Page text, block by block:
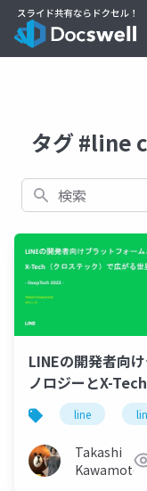
タグ #line
検索
LINEの開発者向
ノロジーとX-
ロステック）で広
世界
line
Takashi
Kawamoto